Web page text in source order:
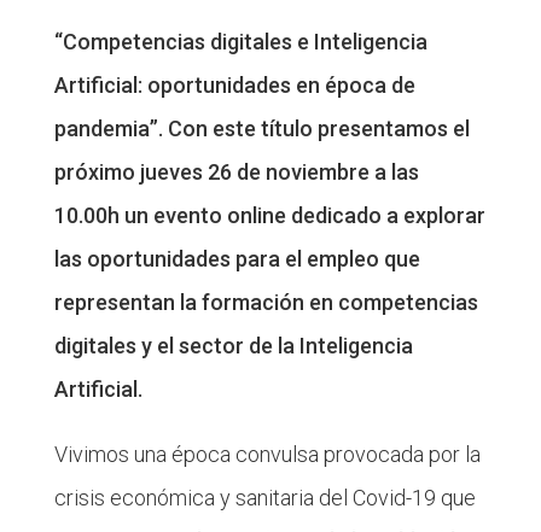
“Competencias digitales e Inteligencia
Artificial: oportunidades en época de
pandemia”. Con este título presentamos el
próximo jueves 26 de noviembre a las
10.00h un evento online dedicado a explorar
las oportunidades para el empleo que
representan la formación en competencias
digitales y el sector de la Inteligencia
Artificial.
Vivimos una época convulsa provocada por la
crisis económica y sanitaria del Covid-19 que